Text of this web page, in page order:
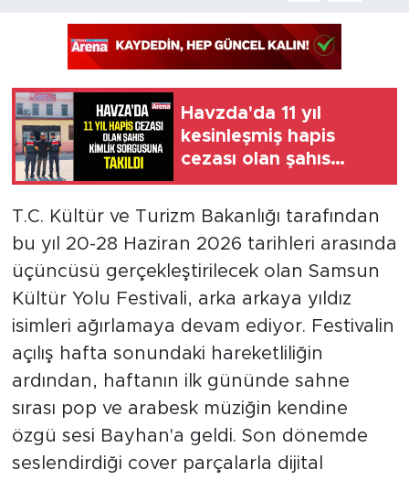
Havzda'da 11 yıl
kesinleşmiş hapis
cezası olan şahıs
yakalandı
T.C. Kültür ve Turizm Bakanlığı tarafından
bu yıl 20-28 Haziran 2026 tarihleri arasında
üçüncüsü gerçekleştirilecek olan Samsun
Kültür Yolu Festivali, arka arkaya yıldız
isimleri ağırlamaya devam ediyor. Festivalin
açılış hafta sonundaki hareketliliğin
ardından, haftanın ilk gününde sahne
sırası pop ve arabesk müziğin kendine
özgü sesi Bayhan'a geldi. Son dönemde
seslendirdiği cover parçalarla dijital